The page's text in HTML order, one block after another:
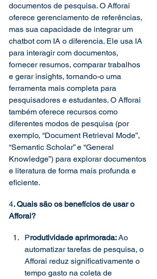
documentos de pesquisa. O Afforai
oferece gerenciamento de referências,
mas sua capacidade de integrar um
chatbot com IA o diferencia. Ele usa IA
para interagir com documentos,
fornecer resumos, comparar trabalhos
e gerar insights, tornando-o uma
ferramenta mais completa para
pesquisadores e estudantes. O Afforai
também oferece recursos como
diferentes modos de pesquisa (por
exemplo, “Document Retrieval Mode”,
“Semantic Scholar” e “General
Knowledge”) para explorar documentos
e literatura de forma mais profunda e
eficiente.
4. Quais são os benefícios de usar o
Afforai?
Produtividade aprimorada: Ao
automatizar tarefas de pesquisa, o
Afforai reduz significativamente o
tempo gasto na coleta de